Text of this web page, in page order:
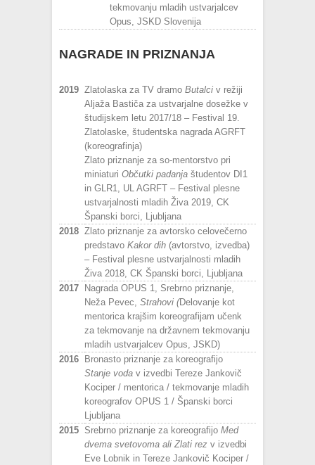
tekmovanju mladih ustvarjalcev
Opus, JSKD Slovenija
NAGRADE IN PRIZNANJA
2019 Zlatolaska za TV dramo Butalci v režiji
Aljaža Bastiča za ustvarjalne dosežke v
študijskem letu 2017/18 – Festival 19.
Zlatolaske, študentska nagrada AGRFT
(koreografinja)
Zlato priznanje za so-mentorstvo pri
miniaturi Občutki padanja študentov DI1
in GLR1, UL AGRFT – Festival plesne
ustvarjalnosti mladih Živa 2019, CK
Španski borci, Ljubljana
2018 Zlato priznanje za avtorsko celovečerno
predstavo Kakor dih (avtorstvo, izvedba)
– Festival plesne ustvarjalnosti mladih
Živa 2018, CK Španski borci, Ljubljana
2017
Nagrada OPUS 1, Srebrno priznanje,
Neža Pevec, Strahovi (Delovanje kot
mentorica krajšim koreografijam učenk
za tekmovanje na državnem tekmovanju
mladih ustvarjalcev Opus, JSKD)
2016
Bronasto priznanje za koreografijo
Stanje voda v izvedbi Tereze Jankovič
Kociper / mentorica / tekmovanje mladih
koreografov OPUS 1 / Španski borci
Ljubljana
2015 Srebrno priznanje za koreografijo Med
dvema svetovoma ali Zlati rez v izvedbi
Eve Lobnik in Tereze Jankovič Kociper /